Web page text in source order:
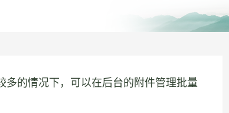
的情况下，可以在后台的附件管理批量